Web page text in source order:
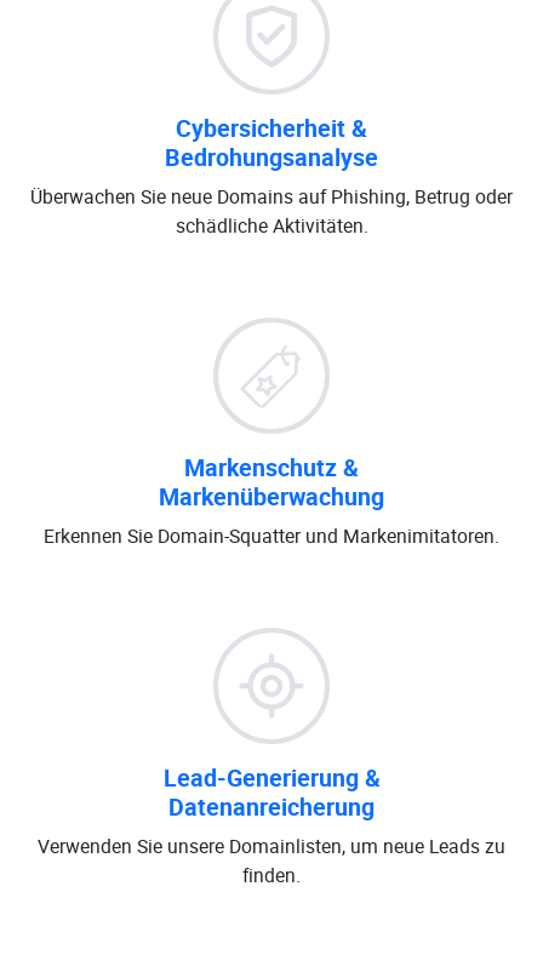
Cybersicherheit &
Bedrohungsanalyse
Überwachen Sie neue Domains auf Phishing, Betrug oder
schädliche Aktivitäten.
Markenschutz &
Markenüberwachung
Erkennen Sie Domain-Squatter und Markenimitatoren.
Lead-Generierung &
Datenanreicherung
Verwenden Sie unsere Domainlisten, um neue Leads zu
finden.